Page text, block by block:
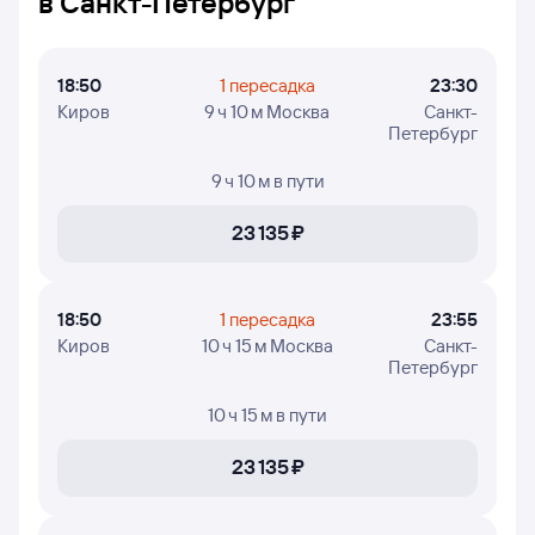
В таблице есть следующая информация: время вылета
Победа осуществляет полёты.
18:50
Киров
1 пересадка
9 ч 10 м Москва
23:30
Санкт-
Петербург
9 ч 10 м в пути
23 ⁠135 ⁠₽
18:50
Киров
1 пересадка
10 ч 15 м Москва
23:55
Санкт-
Петербург
10 ч 15 м в пути
23 ⁠135 ⁠₽